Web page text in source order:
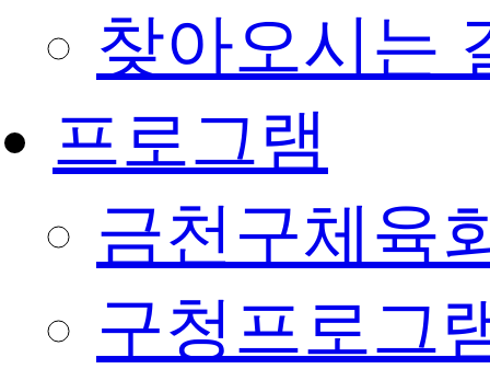
찾아오시는
프로그램
금천구체육
구청프로그